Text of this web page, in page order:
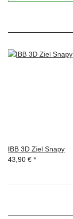
IBB 3D Ziel Snapy
43,90 € *